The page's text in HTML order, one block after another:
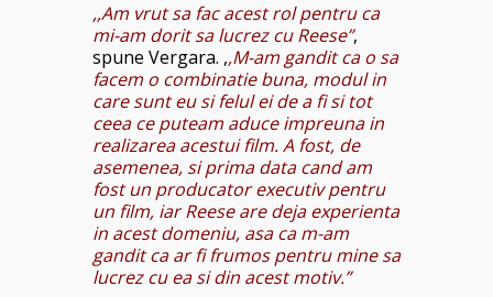
,,Am vrut sa fac acest rol pentru ca
mi-am dorit sa lucrez cu Reese”,
spune Vergara. ,,M-am gandit ca o sa
facem o combinatie buna, modul in
care sunt eu si felul ei de a fi si tot
ceea ce puteam aduce impreuna in
realizarea acestui film. A fost, de
asemenea, si prima data cand am
fost un producator executiv pentru
un film, iar Reese are deja experienta
in acest domeniu, asa ca m-am
gandit ca ar fi frumos pentru mine sa
lucrez cu ea si din acest motiv.”